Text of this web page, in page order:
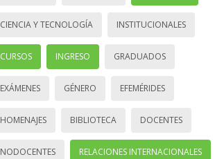
CIENCIA Y TECNOLOGÍA INSTITUCIONALES
CURSOS INGRESO GRADUADOS
EXÁMENES GÉNERO EFEMÉRIDES
HOMENAJES BIBLIOTECA DOCENTES
NODOCENTES RELACIONES INTERNACIONALES